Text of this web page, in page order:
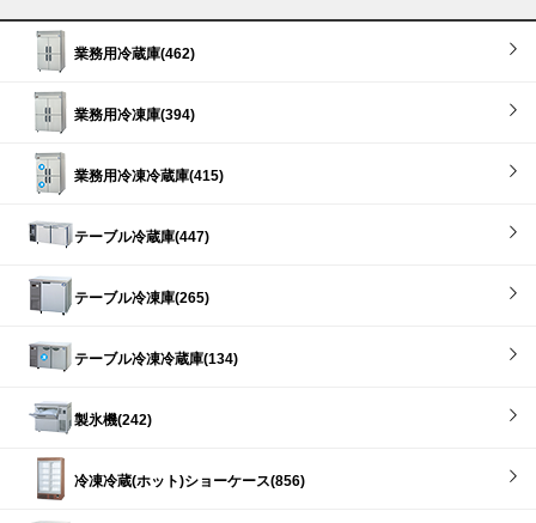
業務用冷蔵庫(462)
業務用冷凍庫(394)
業務用冷凍冷蔵庫(415)
テーブル冷蔵庫(447)
テーブル冷凍庫(265)
テーブル冷凍冷蔵庫(134)
製氷機(242)
冷凍冷蔵(ホット)ショーケース(856)